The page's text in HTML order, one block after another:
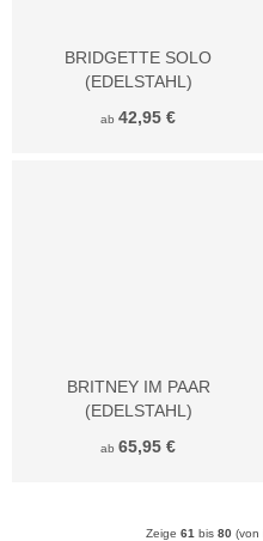
BRIDGETTE SOLO
(EDELSTAHL)
ab 42,95 €
BRITNEY IM PAAR
(EDELSTAHL)
ab 65,95 €
Zeige 61 bis 80(von